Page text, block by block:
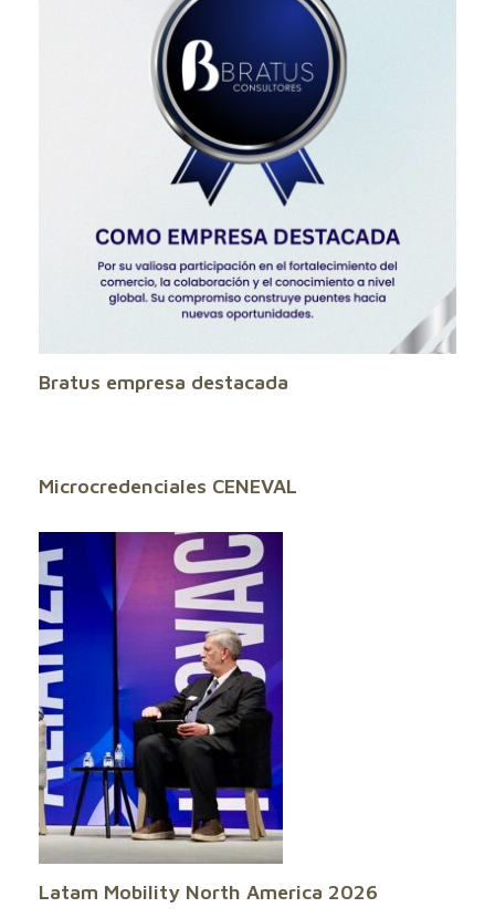
Bratus empresa destacada
Microcredenciales CENEVAL
Latam Mobility North America 2026